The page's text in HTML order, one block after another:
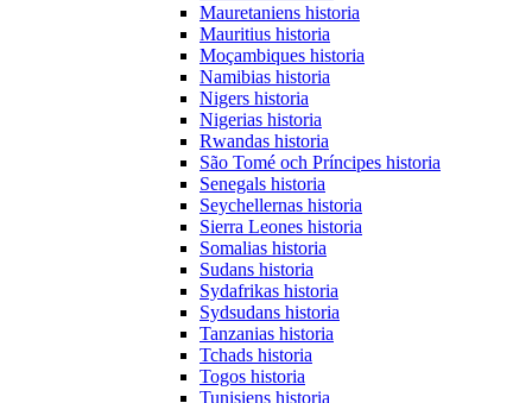
Mauretaniens historia
Mauritius historia
Moçambiques historia
Namibias historia
Nigers historia
Nigerias historia
Rwandas historia
São Tomé och Príncipes historia
Senegals historia
Seychellernas historia
Sierra Leones historia
Somalias historia
Sudans historia
Sydafrikas historia
Sydsudans historia
Tanzanias historia
Tchads historia
Togos historia
Tunisiens historia